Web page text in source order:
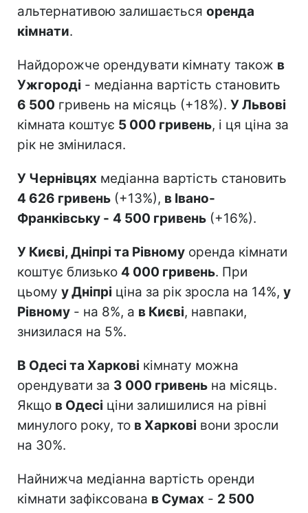
альтернативою залишається оренда
кімнати.
Найдорожче орендувати кімнату також в
Ужгороді - медіанна вартість становить
6 500 гривень на місяць (+18%). У Львові
кімната коштує 5 000 гривень, і ця ціна за
рік не змінилася.
У Чернівцях медіанна вартість становить
4 626 гривень (+13%), в Івано-
Франківську - 4 500 гривень (+16%).
У Києві, Дніпрі та Рівному оренда кімнати
коштує близько 4 000 гривень. При
цьому у Дніпрі ціна за рік зросла на 14%, у
Рівному - на 8%, а в Києві, навпаки,
знизилася на 5%.
В Одесі та Харкові кімнату можна
орендувати за 3 000 гривень на місяць.
Якщо в Одесі ціни залишилися на рівні
минулого року, то в Харкові вони зросли
на 30%.
Найнижча медіанна вартість оренди
кімнати зафіксована в Сумах - 2 500